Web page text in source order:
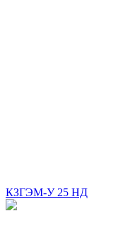
КЗГЭМ-У 25 НД